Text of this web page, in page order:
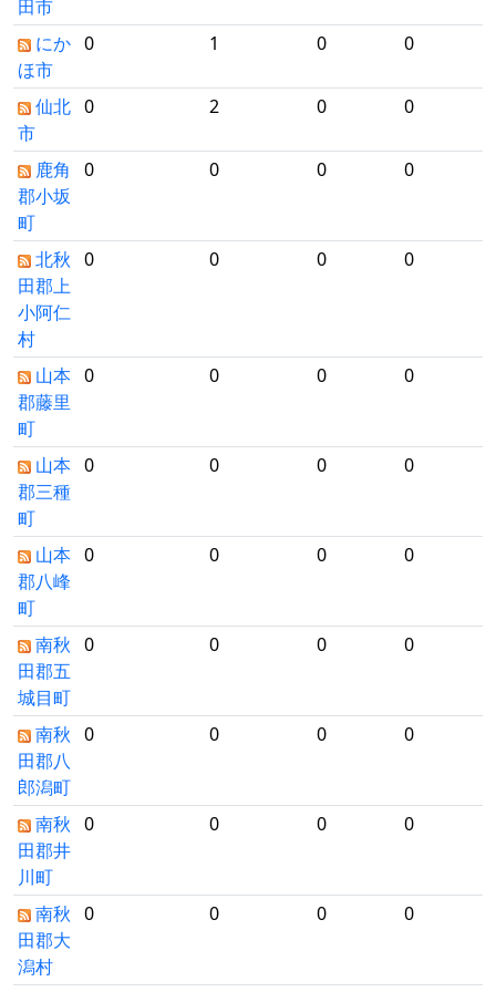
田市
にか
ほ市
0 1 0 0
仙北
市
0 2 0 0
鹿角
郡小坂
町
0 0 0 0
北秋
田郡上
小阿仁
村
0 0 0 0
山本
郡藤里
町
0 0 0 0
山本
郡三種
町
0 0 0 0
山本
郡八峰
町
0 0 0 0
南秋
田郡五
城目町
0 0 0 0
南秋
田郡八
郎潟町
0 0 0 0
南秋
田郡井
川町
0 0 0 0
南秋
田郡大
潟村
0 0 0 0